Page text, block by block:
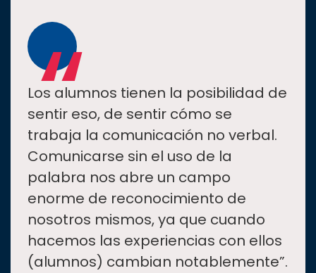
“
Los alumnos tienen la posibilidad de
sentir eso, de sentir cómo se
trabaja la comunicación no verbal.
Comunicarse sin el uso de la
palabra nos abre un campo
enorme de reconocimiento de
nosotros mismos, ya que cuando
hacemos las experiencias con ellos
(alumnos) cambian notablemente”.